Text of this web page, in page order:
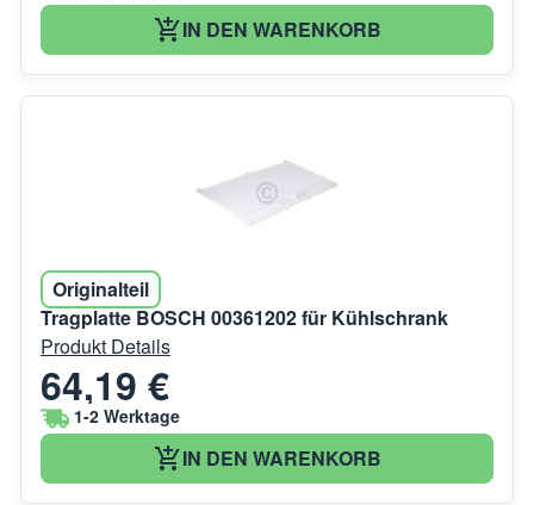
IN DEN WARENKORB
Originalteil
Tragplatte BOSCH 00361202 für Kühlschrank
Produkt Details
64,19 €
1-2 Werktage
IN DEN WARENKORB